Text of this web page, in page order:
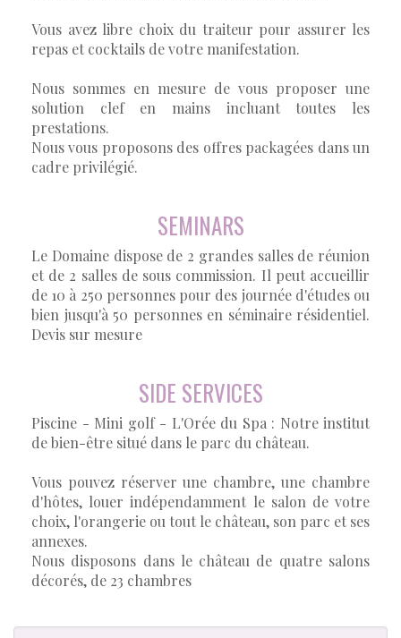
Vous avez libre choix du traiteur pour assurer les
repas et cocktails de votre manifestation.
Nous sommes en mesure de vous proposer une
solution clef en mains incluant toutes les
prestations.
Nous vous proposons des offres packagées dans un
cadre privilégié.
SEMINARS
Le Domaine dispose de 2 grandes salles de réunion
et de 2 salles de sous commission. Il peut accueillir
de 10 à 250 personnes pour des journée d'études ou
bien jusqu'à 50 personnes en séminaire résidentiel.
Devis sur mesure
SIDE SERVICES
Piscine - Mini golf - L'Orée du Spa : Notre institut
de bien-être situé dans le parc du château.
Vous pouvez réserver une chambre, une chambre
d'hôtes, louer indépendamment le salon de votre
choix, l'orangerie ou tout le château, son parc et ses
annexes.
Nous disposons dans le château de quatre salons
décorés, de 23 chambres